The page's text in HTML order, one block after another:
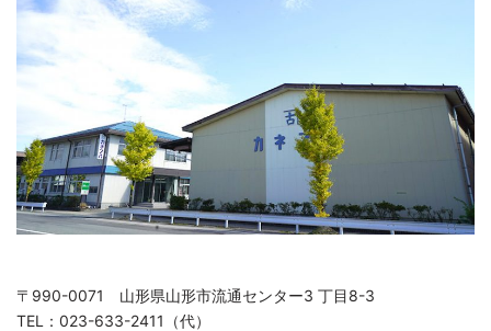
〒990-0071 山形県山形市流通センター3 丁目8-3
TEL：023-633-2411（代）